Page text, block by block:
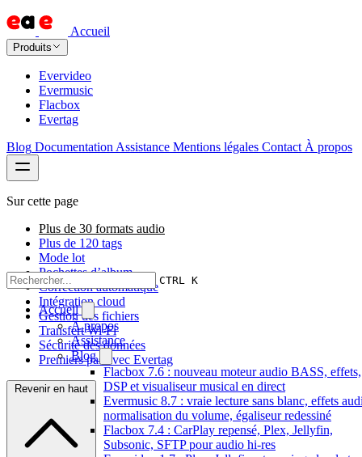
Accueil
Produits
Evervideo
Evermusic
Flacbox
Evertag
Blog Documentation Assistance Mentions légales Contact À propos
CTRL K
Accueil
À propos
Assistance
Blog
Flacbox 7.6 : nouveau moteur audio BASS, effets,
DSP et visualiseur musical en direct
Evermusic 8.7 : vraie lecture sans blanc, effets
normalisation du volume, égaliseur redessiné
Flacbox 7.4 : CarPlay repensé, Plex, Jellyfin,
Subsonic, SFTP pour audio hi-res
Sur cette page
Plus de 30 formats audio
Plus de 120 tags
Mode lot
Pochettes d’album
Correction automatique
Intégration cloud
Gestion des fichiers
Transfert Wi-Fi
Sécurité des données
Premiers pas avec Evertag
Revenir en haut